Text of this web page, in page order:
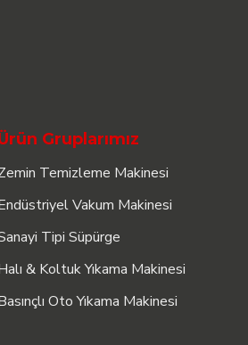
Gruplarımız
Temizleme Makinesi
Vakum Makinesi
Tipi Süpürge
& Koltuk Yıkama Makinesi
Oto Yıkama Makinesi